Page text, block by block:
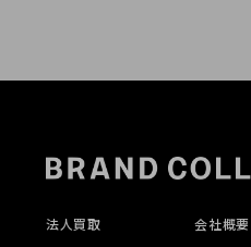
法人買取 会社概要